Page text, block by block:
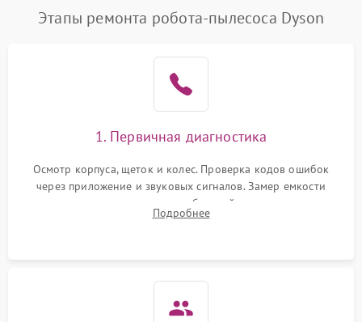
Этапы ремонта робота-пылесоса Dyson
1. Первичная диагностика
Осмотр корпуса, щеток и колес. Проверка кодов ошибок
через приложение и звуковых сигналов. Замер емкости
аккумулятора и тестирование базовой станции зарядки.
Оценка работы лидара, бампера и датчиков падения для
Подробнее